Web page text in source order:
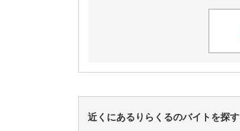
近くにあるりらくるのバイトを探す